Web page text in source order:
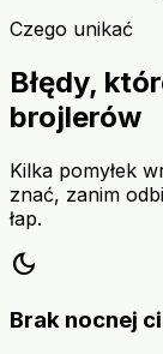
Czego unikać
Błędy,
brojlerów
Kilka pomyłek
znać, zanim
łap.
dark_mode
Brak nocnej